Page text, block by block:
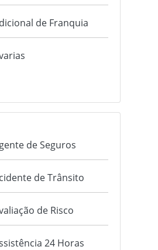
de Franquia
de Seguros
de Trânsito
de Risco
24 Horas